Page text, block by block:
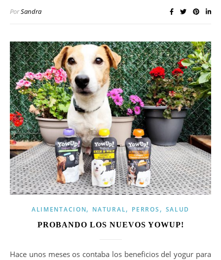
PorSandra
ALIMENTACION, NATURAL, PERROS , SALUD
PROBANDO LOS NUEVOS YOWUP!
Hace unos meses os contaba los beneficios del yogur para